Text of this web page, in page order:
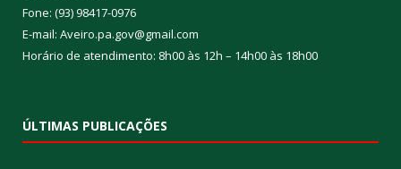
Fone: (93) 98417-0976
E-mail: Aveiro.pa.gov@gmail.com
Horário de atendimento: 8h00 às 12h – 14h00 às 18h00
ÚLTIMAS PUBLICAÇÕES